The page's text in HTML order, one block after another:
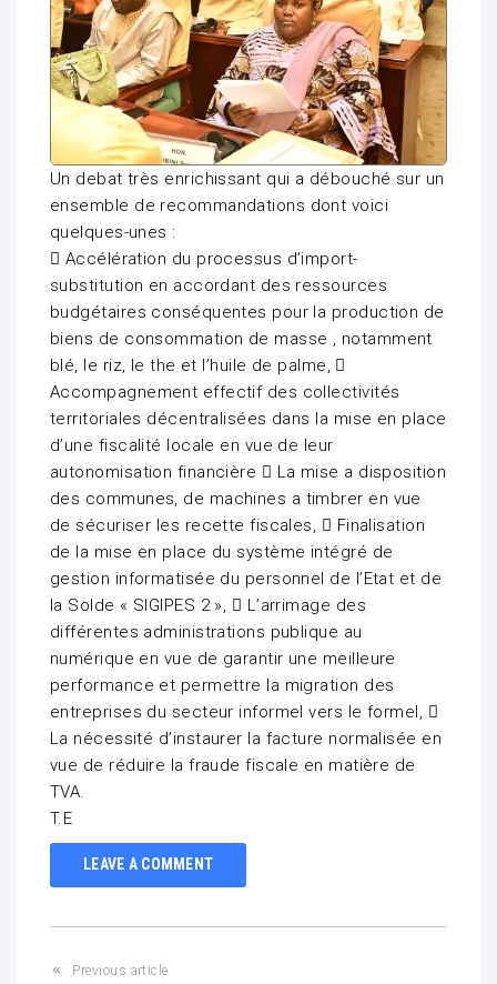
Un debat très enrichissant qui a débouché sur un
ensemble de recommandations dont voici
quelques-unes :
 Accélération du processus d’import-
substitution en accordant des ressources
budgétaires conséquentes pour la production de
biens de consommation de masse , notamment
blé, le riz, le the et l’huile de palme, 
Accompagnement effectif des collectivités
territoriales décentralisées dans la mise en place
d’une fiscalité locale en vue de leur
autonomisation financière  La mise a disposition
des communes, de machines a timbrer en vue
de sécuriser les recette fiscales,  Finalisation
de la mise en place du système intégré de
gestion informatisée du personnel de l’Etat et de
la Solde « SIGIPES 2 »,  L’arrimage des
différentes administrations publique au
numérique en vue de garantir une meilleure
performance et permettre la migration des
entreprises du secteur informel vers le formel, 
La nécessité d’instaurer la facture normalisée en
vue de réduire la fraude fiscale en matière de
TVA.
T.E
LEAVE A COMMENT
Previous article